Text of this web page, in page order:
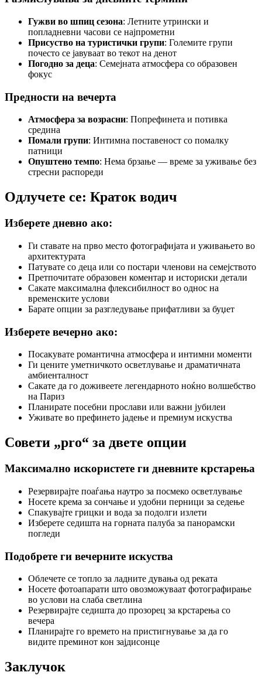
Гужви во шпиц сезона: Летните утрински и
попладневни часови се најпрометни
Присуство на туристички групи: Големите групи
почесто се јавуваат во текот на денот
Погодно за деца: Семејната атмосфера со образовен
фокус
Предности на вечерта
Атмосфера за возрасни: Попрефинета и потивка
средина
Помали групи: Интимна поставеност со помалку
патници
Опуштено темпо: Нема брзање — време за уживање без
стресни распореди
Одлучете се: Краток водич
Изберете дневно ако:
Ги ставате на прво место фотографијата и уживањето во
архитектурата
Патувате со деца или со постари членови на семејството
Претпочитате образовен коментар и историски детали
Сакате максимална флексибилност во однос на
временските услови
Барате опции за разгледување прифатливи за буџет
Изберете вечерно ако:
Посакувате романтична атмосфера и интимни моменти
Ги цените уметничкото осветлување и драматичната
амбиенталност
Сакате да го доживеете легендарното ноќно волшебство
на Париз
Планирате посебни прослави или важни јубилеи
Уживате во префинето јадење и премиум искуства
Совети „pro“ за двете опции
Максимално искористете ги дневните крстарења
Резервирајте поаѓања наутро за посмеко осветлување
Носете крема за сончање и удобни перници за седење
Спакувајте грицки и вода за подолги излети
Изберете седишта на горната палуба за панорамски
погледи
Подобрете ги вечерните искуства
Облечете се топло за ладните дувања од реката
Носете фотоапарати што овозможуваат фотографирање
во услови на слаба светлина
Резервирајте седишта до прозорец за крстарења со
вечера
Планирајте го времето на пристигнување за да го
видите преминот кон зајдисонце
Заклучок